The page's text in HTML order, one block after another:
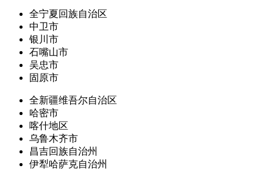
全宁夏回族自治区
中卫市
银川市
石嘴山市
吴忠市
固原市
全新疆维吾尔自治区
哈密市
喀什地区
乌鲁木齐市
昌吉回族自治州
伊犁哈萨克自治州